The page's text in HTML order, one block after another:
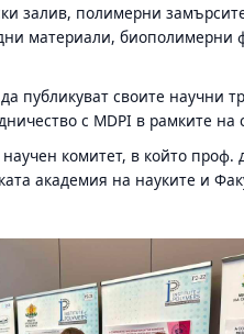
залив, полимерни
материали,
публикуват своите научни
с MDPI в рамките на
комитет, в който
академия на науките и